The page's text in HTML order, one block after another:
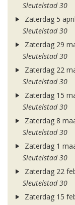
Sleutelstad 30
Zaterdag 5
Sleutelstad 30
Zaterdag 29
Sleutelstad 30
Zaterdag 22
Sleutelstad 30
Zaterdag 15
Sleutelstad 30
Zaterdag 8
Sleutelstad 30
Zaterdag 1
Sleutelstad 30
Zaterdag 22
Sleutelstad 30
Zaterdag 15